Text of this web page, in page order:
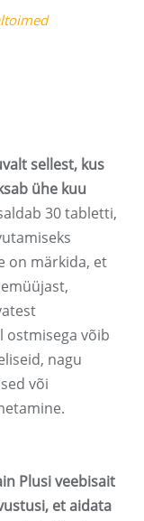
sellest, kus
ühe kuu
30 tabletti,
on märkida, et
ostmisega võib
nagu
või
Plusi veebisait
et aidata